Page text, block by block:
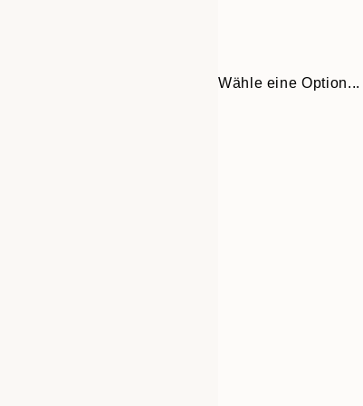
Wähle eine Option...